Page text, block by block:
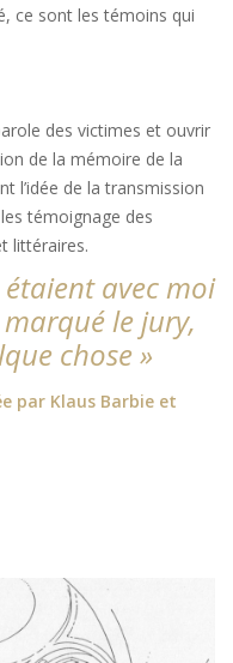
ce sont les témoins qui
des victimes et ouvrir
de la mémoire de la
l’idée de la transmission
témoignage des
littéraires.
avec moi
marqué le jury,
chose »
par Klaus Barbie et